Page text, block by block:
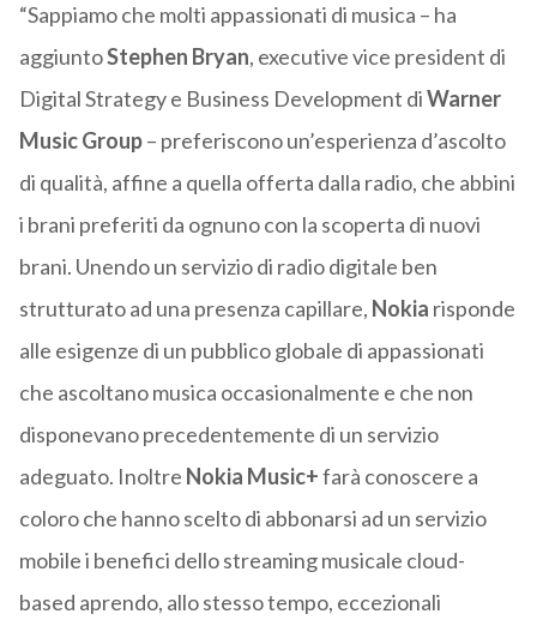
“Sappiamo che molti appassionati di musica – ha
aggiuntoStephen Bryan, executive vice president di
Digital Strategy e Business Development diWarner
Music Group– preferiscono un’esperienza d’ascolto
di qualità, affine a quella offerta dalla radio, che abbini
i brani preferiti da ognuno con la scoperta di nuovi
brani. Unendo un servizio di radio digitale ben
strutturato ad una presenza capillare, Nokia risponde
alle esigenze di un pubblico globale di appassionati
che ascoltano musica occasionalmente e che non
disponevano precedentemente di un servizio
adeguato. Inoltre Nokia Music+farà conoscere a
coloro che hanno scelto di abbonarsi ad un servizio
mobile i benefici dello streaming musicale cloud-
based aprendo, allo stesso tempo, eccezionali